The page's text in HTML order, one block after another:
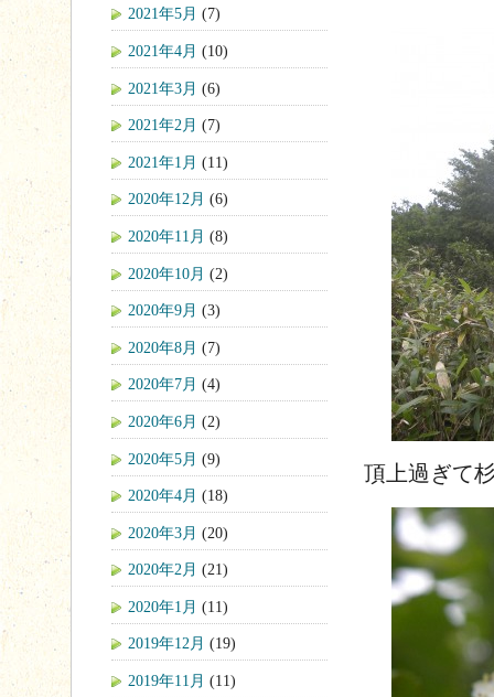
頂上過ぎて
2021年5月 (7)
2021年4月 (10)
2021年3月 (6)
2021年2月 (7)
2021年1月 (11)
2020年12月 (6)
2020年11月 (8)
2020年10月 (2)
2020年9月 (3)
2020年8月 (7)
2020年7月 (4)
2020年6月 (2)
2020年5月 (9)
2020年4月 (18)
2020年3月 (20)
2020年2月 (21)
2020年1月 (11)
2019年12月 (19)
2019年11月 (11)